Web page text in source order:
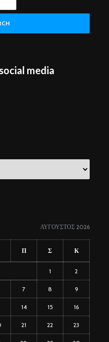
media
ΑΎΓΟΥΣΤΟΣ 2026
Π Σ Κ
1 2
7 8 9
14 15 16
21 22 23